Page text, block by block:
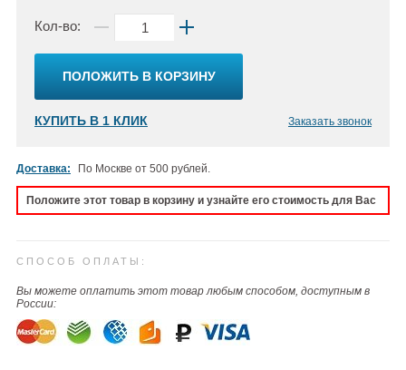
Кол-во:
ПОЛОЖИТЬ В КОРЗИНУ
КУПИТЬ В 1 КЛИК Заказать звонок
Доставка: По Москве от 500 рублей.
Положите этот товар в корзину и узнайте его стоимость для Вас
СПОСОБ ОПЛАТЫ:
Вы можете оплатить этот товар любым способом, доступным в
России: